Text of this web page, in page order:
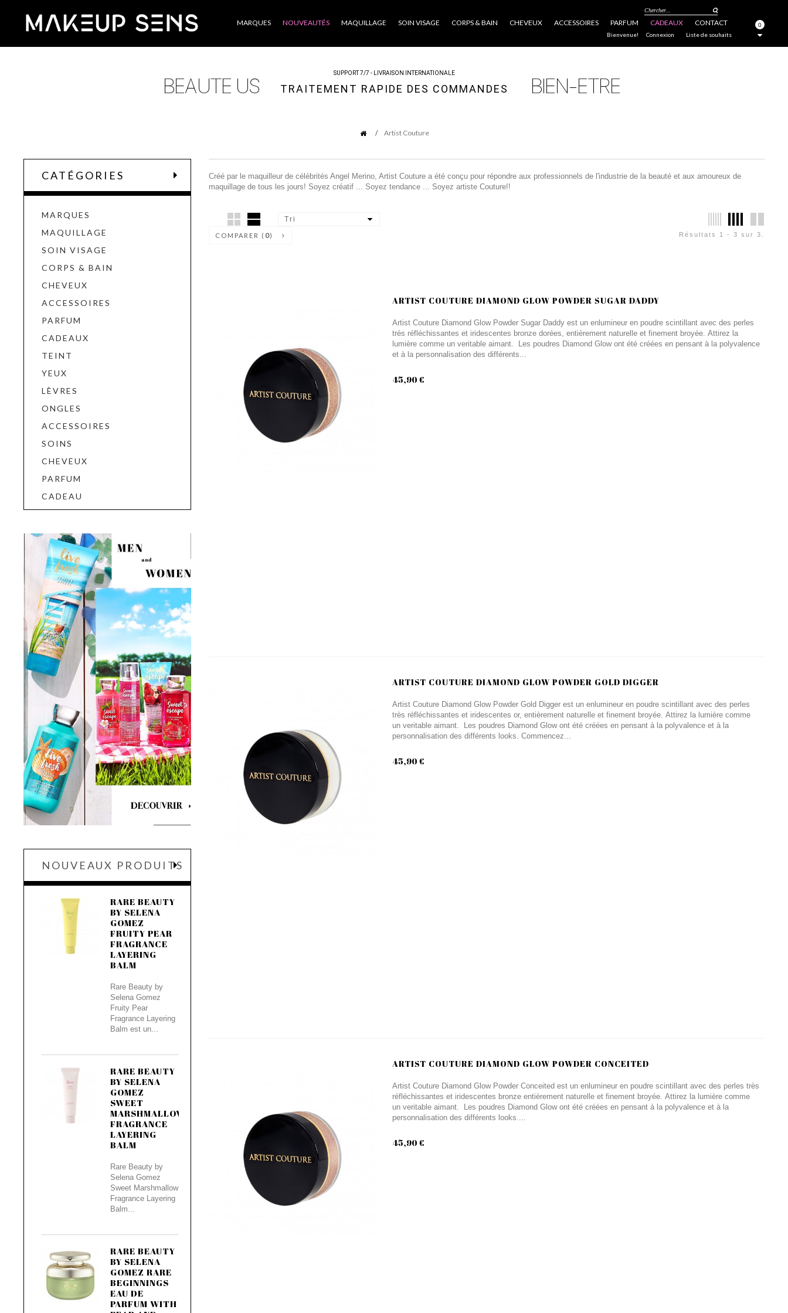
Catégories MARQUES NOUVEAUTÉS MAQUILLAGE SOIN VISAGE CORPS & BAIN CHEVEUX ACCESSOIRES PARFUM CADEAUX CONTACT
Chercher...
0
Liste de souhaits
Bienvenue! Connexion
SUPPORT 7/7 - LIVRAISON INTERNATIONALE
TRAITEMENT RAPIDE DES COMMANDES
Artist Couture
CATÉGORIES
MARQUES
MAQUILLAGE
SOIN VISAGE
CORPS & BAIN
CHEVEUX
ACCESSOIRES
PARFUM
CADEAUX
TEINT
YEUX
LÈVRES
ONGLES
ACCESSOIRES
SOINS
CHEVEUX
PARFUM
CADEAU
NOUVEAUX PRODUITS
RARE BEAUTY
BY SELENA
GOMEZ
FRUITY PEAR
FRAGRANCE
LAYERING
BALM
Rare Beauty by
Selena Gomez
Fruity Pear
Fragrance Layering
Balm est un...
RARE BEAUTY
BY SELENA
GOMEZ
SWEET
MARSHMALLOW
FRAGRANCE
LAYERING
BALM
Rare Beauty by
Selena Gomez
Sweet Marshmallow
Fragrance Layering
Balm...
RARE BEAUTY
BY SELENA
GOMEZ RARE
BEGINNINGS
EAU DE
PARFUM WITH
Créé par le maquilleur de célébrités Angel Merino, Artist Couture a été conçu pour répondre aux professionnels de l'industrie de la beauté et aux amoureux de
maquillage de tous les jours! Soyez créatif ... Soyez tendance ... Soyez artiste Couture!!
Tri
COMPARER ( 0) Résultats 1 - 3 sur 3.
ARTIST COUTURE DIAMOND GLOW POWDER SUGAR DADDY
Artist Couture Diamond Glow Powder Sugar Daddy est un enlumineur en poudre scintillant avec des perles
très réfléchissantes et iridescentes bronze dorées, entièrement naturelle et finement broyée. Attirez la
lumière comme un veritable aimant. Les poudres Diamond Glow ont été créées en pensant à la polyvalence
et à la personnalisation des différents...
45,90 €
ARTIST COUTURE DIAMOND GLOW POWDER GOLD DIGGER
Artist Couture Diamond Glow Powder Gold Digger est un enlumineur en poudre scintillant avec des perles
très réfléchissantes et iridescentes or, entièrement naturelle et finement broyée. Attirez la lumière comme
un veritable aimant. Les poudres Diamond Glow ont été créées en pensant à la polyvalence et à la
personnalisation des différents looks. Commencez...
45,90 €
ARTIST COUTURE DIAMOND GLOW POWDER CONCEITED
Artist Couture Diamond Glow Powder Conceited est un enlumineur en poudre scintillant avec des perles très
réfléchissantes et iridescentes bronze entièrement naturelle et finement broyée. Attirez la lumière comme
un veritable aimant. Les poudres Diamond Glow ont été créées en pensant à la polyvalence et à la
personnalisation des différents looks....
45,90 €